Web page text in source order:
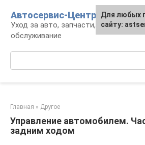
контенту
Автосервис-Центр
Уход за авто, запчасти, ремонт и
обслуживание
Главная » Другое
Управление автомобилем.
задним ходом
Для любых
сайту: